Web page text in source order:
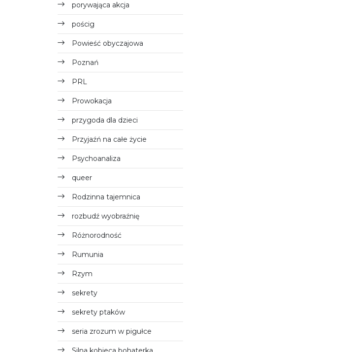
porywająca akcja
pościg
Powieść obyczajowa
Poznań
PRL
Prowokacja
przygoda dla dzieci
Przyjaźń na całe życie
Psychoanaliza
queer
Rodzinna tajemnica
rozbudź wyobraźnię
Różnorodność
Rumunia
Rzym
sekrety
sekrety ptaków
seria zrozum w pigułce